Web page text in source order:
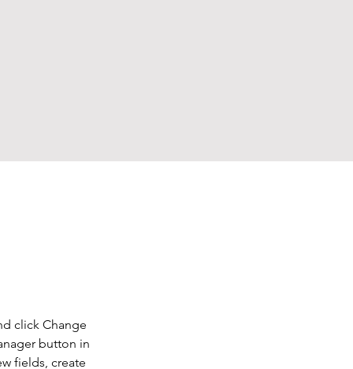
click Change
button in
fields, create